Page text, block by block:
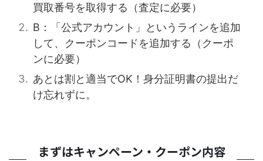
買取番号を取得する（査定に必要）
B：「公式アカウント」というラインを追加
して、クーポンコードを追加する（クーポ
ンに必要）
あとは割と適当でOK！身分証明書の提出だ
け忘れずに。
まずはキャンペーン・クーポン内容